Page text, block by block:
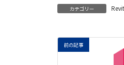
カテゴリー Revit
前の記事